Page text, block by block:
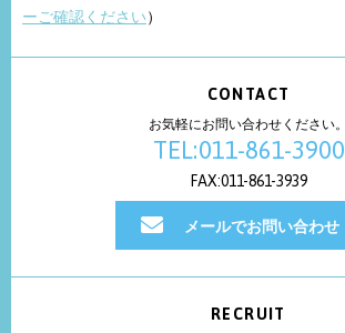
ーご確認ください）
CONTACT
お気軽にお問い合わせください。
TEL:011-861-3900
FAX:011-861-3939
メールでお問い合わせ
RECRUIT